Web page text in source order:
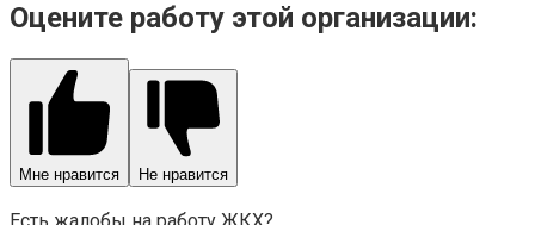
Оцените работу этой организации:
Мне нравится Не нравится